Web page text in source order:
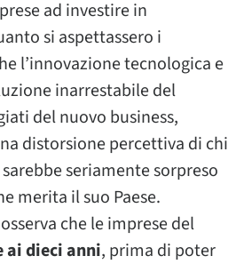
ad investire in
si aspettassero i
l’innovazione tecnologica e
inarrestabile del
del nuovo business,
distorsione percettiva di chi
seriamente sorpreso
merita il suo Paese.
che le imprese del
ai dieci anni, prima di poter